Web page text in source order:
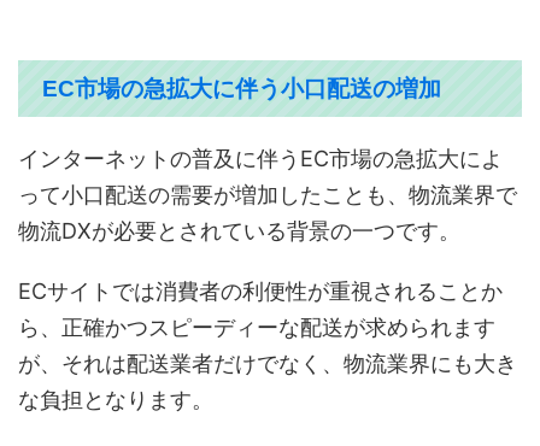
EC市場の急拡大に伴う小口配送の増加
インターネットの普及に伴うEC市場の急拡大によ
って小口配送の需要が増加したことも、物流業界で
物流DXが必要とされている背景の一つです。
ECサイトでは消費者の利便性が重視されることか
ら、正確かつスピーディーな配送が求められます
が、それは配送業者だけでなく、物流業界にも大き
な負担となります。